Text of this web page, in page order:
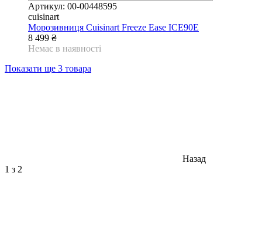
Артикул: 00-00448595
cuisinart
Морозивниця Cuisinart Freeze Ease ICE90E
8 499 ₴
Немає в наявності
Показати ще 3 товара
Назад
1 з 2